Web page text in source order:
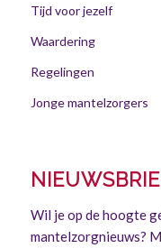
Tijd voor jezelf
Waardering
Regelingen
Jonge mantelzorgers
Wil je op de hoogte
mantelzorgnieuws?